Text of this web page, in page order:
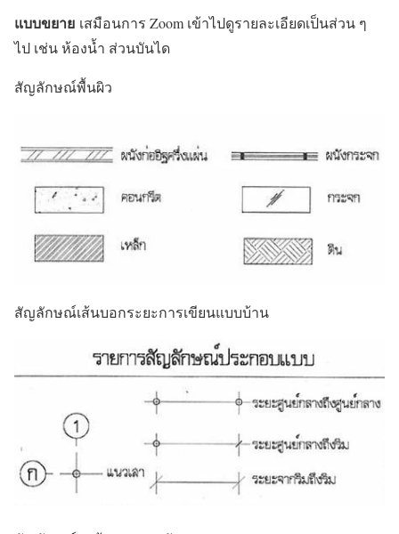
แบบขยาย เสมือนการ Zoom เข้าไปดูรายละเอียดเป็นส่วน ๆ
ไป เช่น ห้องน้ำ ส่วนบันได
สัญลักษณ์พื้นผิว
สัญลักษณ์เส้นบอกระยะการเขียนแบบบ้าน